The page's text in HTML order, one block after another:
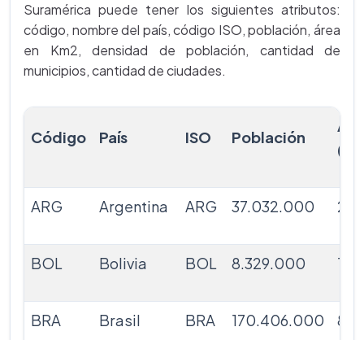
Suramérica puede tener los siguientes atributos:
código, nombre del país, código ISO, población, área
en Km2, densidad de población, cantidad de
municipios, cantidad de ciudades.
Código País ISO Población
ARG Argentina ARG 37.032.000
BOL Bolivia BOL 8.329.000
BRA Brasil BRA 170.406.000